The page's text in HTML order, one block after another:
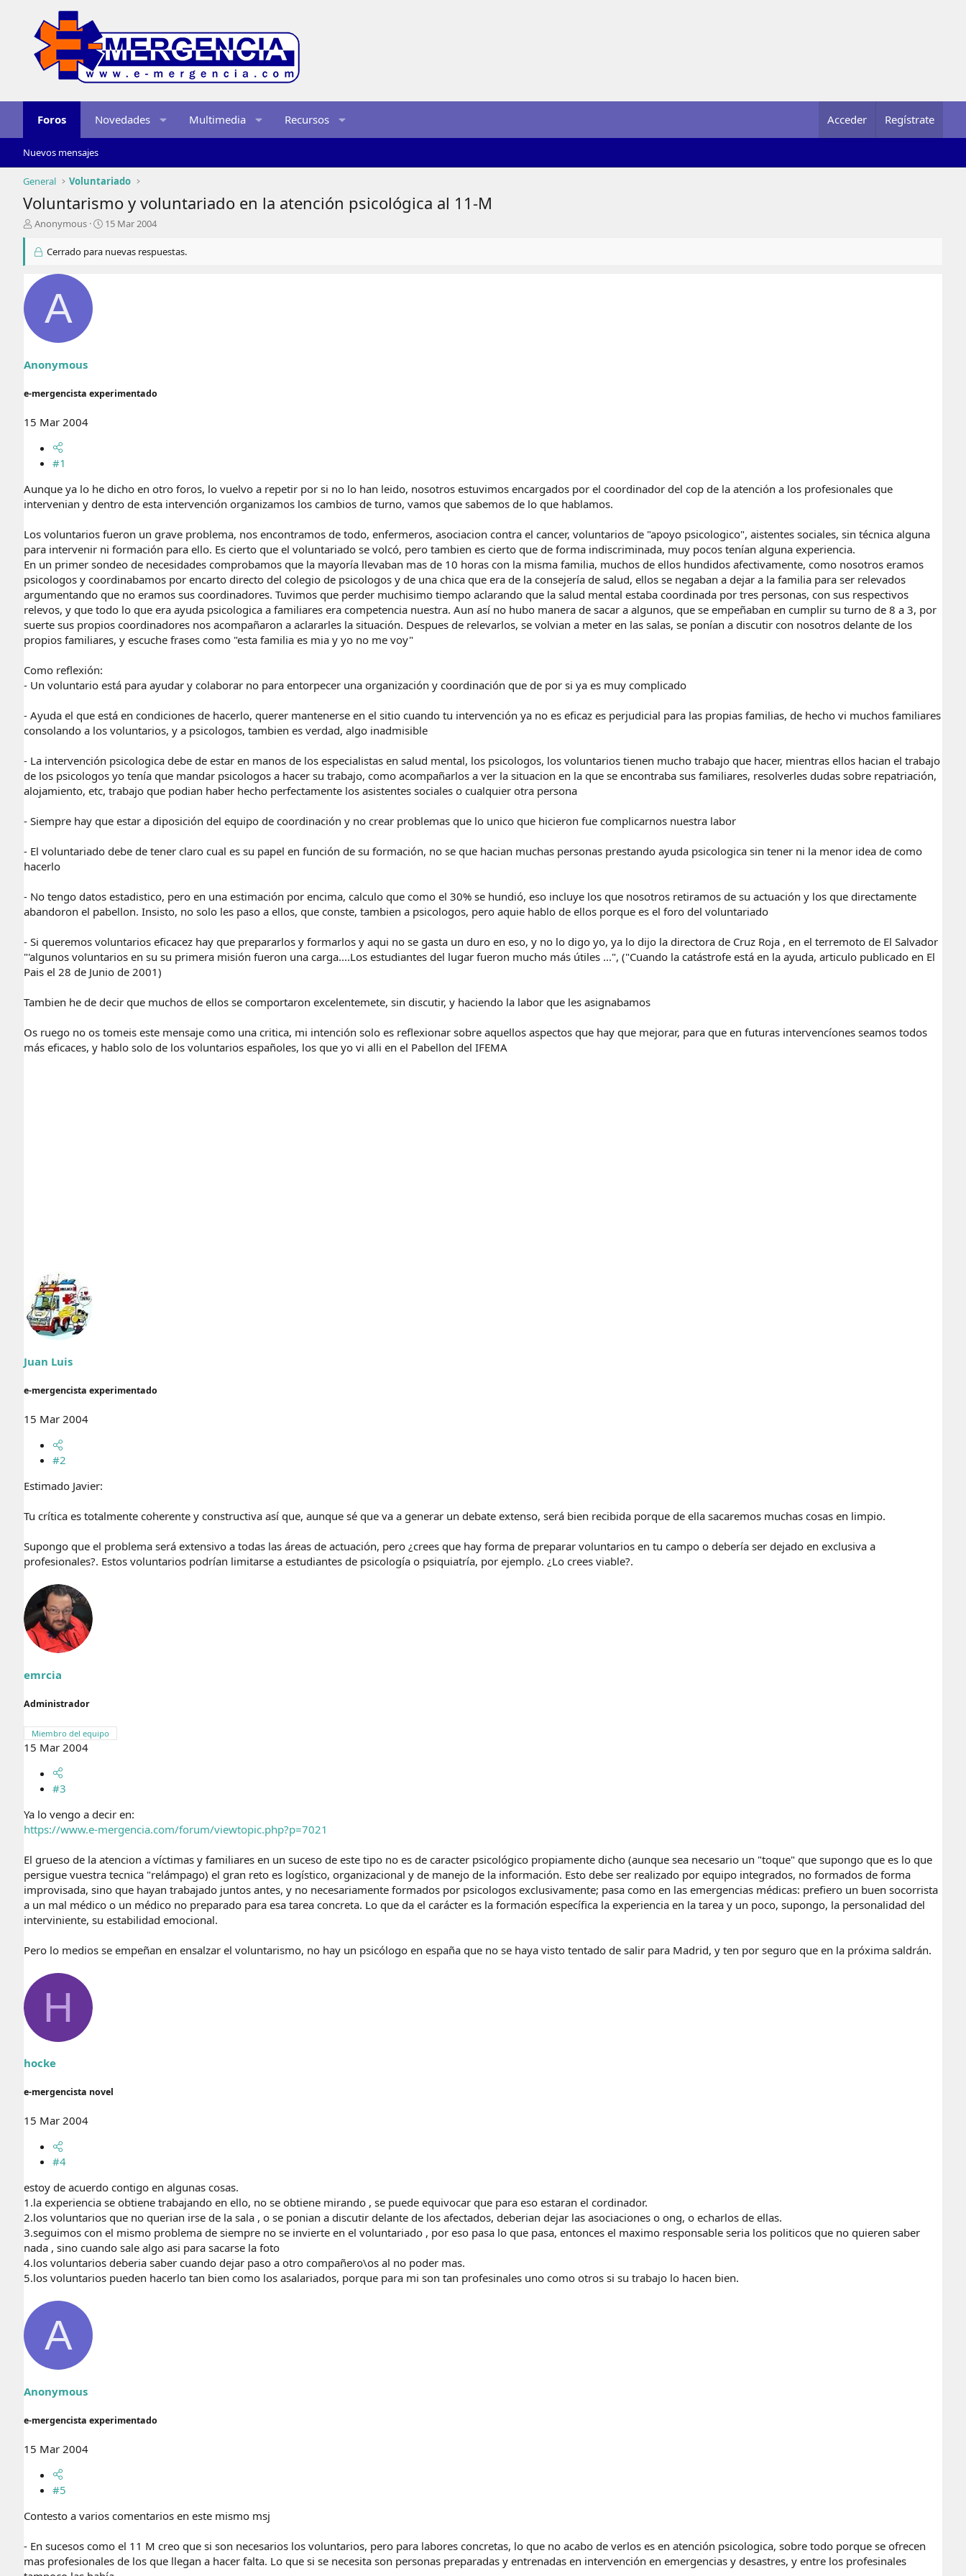
Foros Novedades Multimedia Recursos Acceder Regístrate
Nuevos mensajes
General Voluntariado
Voluntarismo y voluntariado en la atención psicológica al 11-M
I
i
a
d
l
e
a
Anonymous
F
c
15 Mar 2004
Cerrado para nuevas respuestas.
A
Anonymous
e-mergencista experimentado
15 Mar 2004
#1
Aunque ya lo he dicho en otro foros, lo vuelvo a repetir por si no lo han leido, nosotros estuvimos encargados por el coordinador del cop de la atención a los profesionales que
intervenian y dentro de esta intervención organizamos los cambios de turno, vamos que sabemos de lo que hablamos.
Los voluntarios fueron un grave problema, nos encontramos de todo, enfermeros, asociacion contra el cancer, voluntarios de "apoyo psicologico", aistentes sociales, sin técnica alguna
para intervenir ni formación para ello. Es cierto que el voluntariado se volcó, pero tambien es cierto que de forma indiscriminada, muy pocos tenían alguna experiencia.
En un primer sondeo de necesidades comprobamos que la mayoría llevaban mas de 10 horas con la misma familia, muchos de ellos hundidos afectivamente, como nosotros eramos
psicologos y coordinabamos por encarto directo del colegio de psicologos y de una chica que era de la consejería de salud, ellos se negaban a dejar a la familia para ser relevados
argumentando que no eramos sus coordinadores. Tuvimos que perder muchisimo tiempo aclarando que la salud mental estaba coordinada por tres personas, con sus respectivos
relevos, y que todo lo que era ayuda psicologica a familiares era competencia nuestra. Aun así no hubo manera de sacar a algunos, que se empeñaban en cumplir su turno de 8 a 3, por
suerte sus propios coordinadores nos acompañaron a aclararles la situación. Despues de relevarlos, se volvian a meter en las salas, se ponían a discutir con nosotros delante de los
propios familiares, y escuche frases como "esta familia es mia y yo no me voy"
Como reflexión:
- Un voluntario está para ayudar y colaborar no para entorpecer una organización y coordinación que de por si ya es muy complicado
- Ayuda el que está en condiciones de hacerlo, querer mantenerse en el sitio cuando tu intervención ya no es eficaz es perjudicial para las propias familias, de hecho vi muchos familiares
consolando a los voluntarios, y a psicologos, tambien es verdad, algo inadmisible
- La intervención psicologica debe de estar en manos de los especialistas en salud mental, los psicologos, los voluntarios tienen mucho trabajo que hacer, mientras ellos hacian el trabajo
de los psicologos yo tenía que mandar psicologos a hacer su trabajo, como acompañarlos a ver la situacion en la que se encontraba sus familiares, resolverles dudas sobre repatriación,
alojamiento, etc, trabajo que podian haber hecho perfectamente los asistentes sociales o cualquier otra persona
- Siempre hay que estar a diposición del equipo de coordinación y no crear problemas que lo unico que hicieron fue complicarnos nuestra labor
- El voluntariado debe de tener claro cual es su papel en función de su formación, no se que hacian muchas personas prestando ayuda psicologica sin tener ni la menor idea de como
hacerlo
- No tengo datos estadistico, pero en una estimación por encima, calculo que como el 30% se hundió, eso incluye los que nosotros retiramos de su actuación y los que directamente
abandoron el pabellon. Insisto, no solo les paso a ellos, que conste, tambien a psicologos, pero aquie hablo de ellos porque es el foro del voluntariado
- Si queremos voluntarios eficacez hay que prepararlos y formarlos y aqui no se gasta un duro en eso, y no lo digo yo, ya lo dijo la directora de Cruz Roja , en el terremoto de El Salvador
"'algunos voluntarios en su su primera misión fueron una carga....Los estudiantes del lugar fueron mucho más útiles ...", ("Cuando la catástrofe está en la ayuda, articulo publicado en El
Pais el 28 de Junio de 2001)
Tambien he de decir que muchos de ellos se comportaron excelentemete, sin discutir, y haciendo la labor que les asignabamos
Os ruego no os tomeis este mensaje como una critica, mi intención solo es reflexionar sobre aquellos aspectos que hay que mejorar, para que en futuras intervencíones seamos todos
más eficaces, y hablo solo de los voluntarios españoles, los que yo vi alli en el Pabellon del IFEMA
Juan Luis
e-mergencista experimentado
15 Mar 2004
#2
Estimado Javier:
Tu crítica es totalmente coherente y constructiva así que, aunque sé que va a generar un debate extenso, será bien recibida porque de ella sacaremos muchas cosas en limpio.
Supongo que el problema será extensivo a todas las áreas de actuación, pero ¿crees que hay forma de preparar voluntarios en tu campo o debería ser dejado en exclusiva a
profesionales?. Estos voluntarios podrían limitarse a estudiantes de psicología o psiquiatría, por ejemplo. ¿Lo crees viable?.
emrcia
Administrador
Miembro del equipo
15 Mar 2004
#3
Ya lo vengo a decir en:
https://www.e-mergencia.com/forum/viewtopic.php?p=7021
El grueso de la atencion a víctimas y familiares en un suceso de este tipo no es de caracter psicológico propiamente dicho (aunque sea necesario un "toque" que supongo que es lo que
persigue vuestra tecnica "relámpago) el gran reto es logístico, organizacional y de manejo de la información. Esto debe ser realizado por equipo integrados, no formados de forma
improvisada, sino que hayan trabajado juntos antes, y no necesariamente formados por psicologos exclusivamente; pasa como en las emergencias médicas: prefiero un buen socorrista
a un mal médico o un médico no preparado para esa tarea concreta. Lo que da el carácter es la formación específica la experiencia en la tarea y un poco, supongo, la personalidad del
interviniente, su estabilidad emocional.
Pero lo medios se empeñan en ensalzar el voluntarismo, no hay un psicólogo en españa que no se haya visto tentado de salir para Madrid, y ten por seguro que en la próxima saldrán.
H
hocke
e-mergencista novel
15 Mar 2004
#4
estoy de acuerdo contigo en algunas cosas.
1.la experiencia se obtiene trabajando en ello, no se obtiene mirando , se puede equivocar que para eso estaran el cordinador.
2.los voluntarios que no querian irse de la sala , o se ponian a discutir delante de los afectados, deberian dejar las asociaciones o ong, o echarlos de ellas.
3.seguimos con el mismo problema de siempre no se invierte en el voluntariado , por eso pasa lo que pasa, entonces el maximo responsable seria los politicos que no quieren saber
nada , sino cuando sale algo asi para sacarse la foto
4.los voluntarios deberia saber cuando dejar paso a otro compañero\os al no poder mas.
5.los voluntarios pueden hacerlo tan bien como los asalariados, porque para mi son tan profesinales uno como otros si su trabajo lo hacen bien.
A
Anonymous
e-mergencista experimentado
15 Mar 2004
#5
Contesto a varios comentarios en este mismo msj
- En sucesos como el 11 M creo que si son necesarios los voluntarios, pero para labores concretas, lo que no acabo de verlos es en atención psicologica, sobre todo porque se ofrecen
mas profesionales de los que llegan a hacer falta. Lo que si se necesita son personas preparadas y entrenadas en intervención en emergencias y desastres, y entre los profesinales